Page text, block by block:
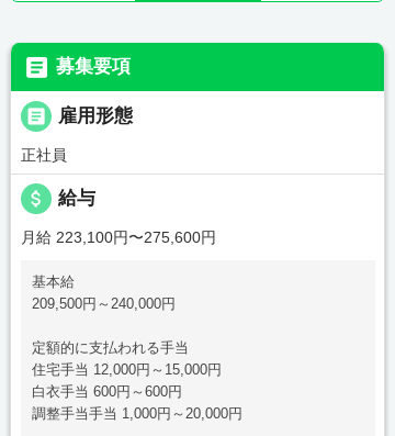
 募集要項
 雇用形態
正社員
attach_money 給与
月給 223,100円〜275,600円
基本給
209,500円～240,000円
定額的に支払われる手当
住宅手当 12,000円～15,000円
白衣手当 600円～600円
調整手当手当 1,000円～20,000円